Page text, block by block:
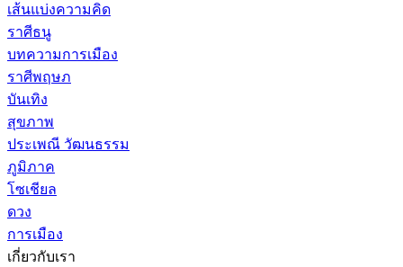
เส้นแบ่งความคิด
ราศีธนู
บทความการเมือง
ราศีพฤษภ
บันเทิง
สุขภาพ
ประเพณี วัฒนธรรม
ภูมิภาค
โซเชียล
ดวง
การเมือง
เกี่ยวกับเรา